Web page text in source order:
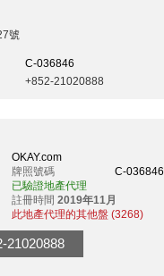
號
C-036846
+852-21020888
OKAY.com
牌照號碼
C-036846
已驗證地產代理
註冊時間 2019年11月
此地產代理的其他盤 (3268)
21020888